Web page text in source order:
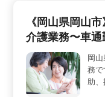
の勤務で、休日は
トと仕事のバラン
系と、各種社会保
介護経験1年以上あ
るチャンスです。
《岡山県岡山
介護業務〜車
岡
務で
助、